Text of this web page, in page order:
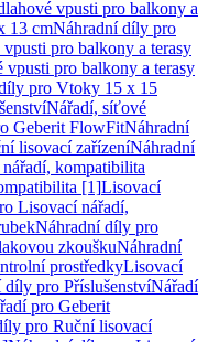
vpusti pro balkony a
13 cmNáhradní díly pro
vpusti pro balkony a terasy
pro balkony a terasy
pro Vtoky 15 x 15
Nářadí, síťové
Geberit FlowFitNáhradní
lisovací zařízeníNáhradní
kompatibilita
[1]Lisovací
Lisovací nářadí,
Náhradní díly pro
zkouškuNáhradní
prostředkyLisovací
díly pro PříslušenstvíNářadí
pro Geberit
pro Ruční lisovací